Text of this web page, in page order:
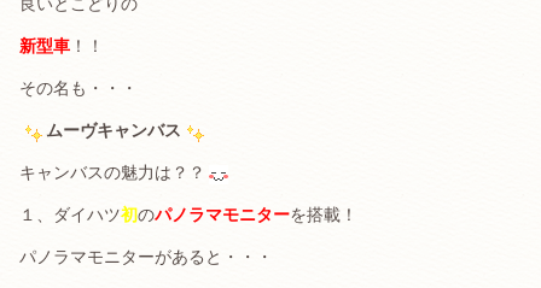
良いとこどりの
新型車 ！！
その名も・・・
ムーヴキャンバス
キャンバスの魅力は？？
１、ダイハツ初のパノラマモニターを搭載！
パノラマモニターがあると・・・